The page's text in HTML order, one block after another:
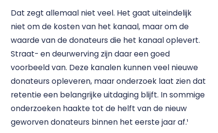
Dat zegt allemaal niet veel. Het gaat uiteindelijk
niet om de kosten van het kanaal, maar om de
waarde van de donateurs die het kanaal oplevert.
Straat- en deurwerving zijn daar een goed
voorbeeld van. Deze kanalen kunnen veel nieuwe
donateurs opleveren, maar onderzoek laat zien dat
retentie een belangrijke uitdaging blijft. In sommige
onderzoeken haakte tot de helft van de nieuw
geworven donateurs binnen het eerste jaar af.¹